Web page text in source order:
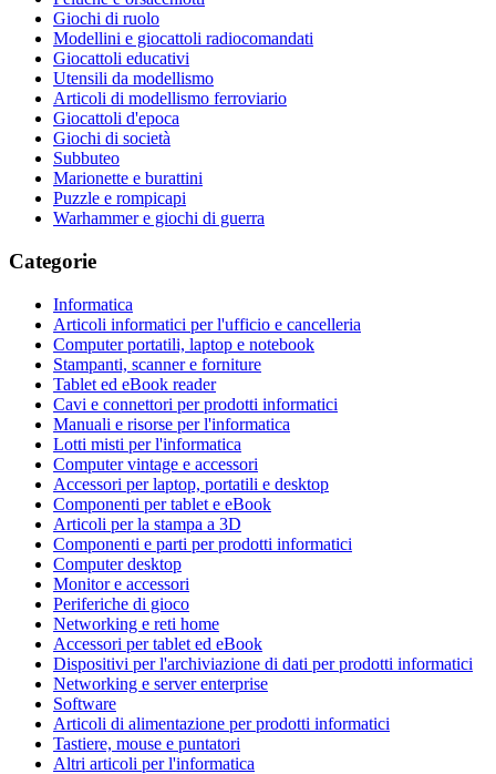
Giochi di ruolo
Modellini e giocattoli radiocomandati
Giocattoli educativi
Utensili da modellismo
Articoli di modellismo ferroviario
Giocattoli d'epoca
Giochi di società
Subbuteo
Marionette e burattini
Puzzle e rompicapi
Warhammer e giochi di guerra
Categorie
Informatica
Articoli informatici per l'ufficio e cancelleria
Computer portatili, laptop e notebook
Stampanti, scanner e forniture
Tablet ed eBook reader
Cavi e connettori per prodotti informatici
Manuali e risorse per l'informatica
Lotti misti per l'informatica
Computer vintage e accessori
Accessori per laptop, portatili e desktop
Componenti per tablet e eBook
Articoli per la stampa a 3D
Componenti e parti per prodotti informatici
Computer desktop
Monitor e accessori
Periferiche di gioco
Networking e reti home
Accessori per tablet ed eBook
Dispositivi per l'archiviazione di dati per prodotti informatici
Networking e server enterprise
Software
Articoli di alimentazione per prodotti informatici
Tastiere, mouse e puntatori
Altri articoli per l'informatica